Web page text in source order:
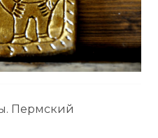
Пермский